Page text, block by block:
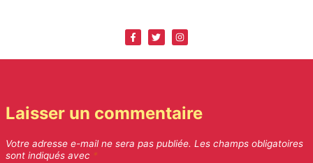
Laisser un commentaire
Votre adresse e-mail ne sera pas publiée. Les champs obligatoires
sont indiqués avec *